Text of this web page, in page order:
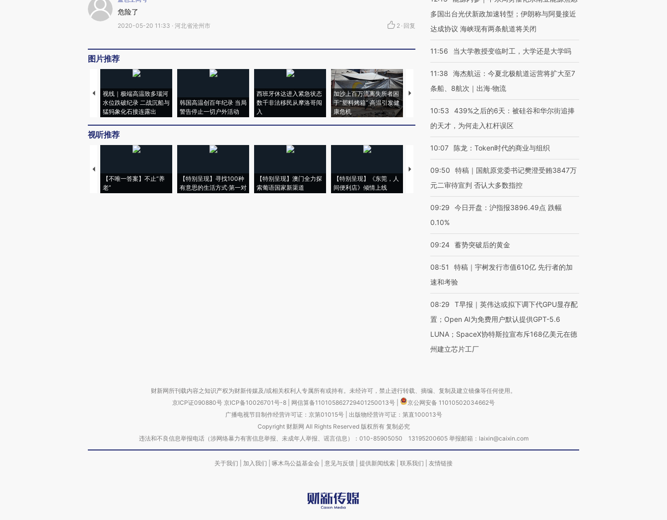
危险了
2020-05-20 11:33 · 河北省沧州市 2 · 回复
图片推荐
视线｜极端高温致多瑙河
水位跌破纪录 二战沉船与
猛犸象化石接连露出
韩国高温创百年纪录 当局
警告停止一切户外活动
西班牙休达进入紧急状态
数千非法移民从摩洛哥闯
入
加沙上百万流离失所者困
于“塑料烤箱” 高温引发健
康危机
视线｜HYROX的吸金
心“花钱找虐”？
马航飞行员跨国走私7万
毒品
育部长拱下台
视听推荐
【不唯一答案】不止“养
老”
【特别呈现】寻找100种
有意思的生活方式·第一对
【特别呈现】澳门全力探
索葡语国家新渠道
【特别呈现】《东莞，人
间便利店》倾情上线
【推广】走进第四届链博
有意思的生活方式·第三对
【商旅对话】华住集团
多国出台光伏新政加速转型；伊朗称与阿曼接近
达成协议 海峡现有两条航道将关闭
11:56 当大学教授变临时工，大学还是大学吗
11:38
海杰航运：今夏北极航道运营将扩大至7
条船、8航次｜出海·物流
10:53
439%之后的6天：被硅谷和华尔街追捧
的天才，为何走入杠杆误区
10:07 陈龙：Token时代的商业与组织
09:50
特稿｜国航原党委书记樊澄受贿3847万
元二审待宣判 否认大多数指控
09:29
今日开盘：沪指报3896.49点 跌幅
0.10%
09:24 蓄势突破后的黄金
08:51
特稿｜宇树发行市值610亿 先行者的加
速和考验
08:29
T早报｜英伟达或拟下调下代GPU显存配
置；Open AI为免费用户默认提供GPT-5.6
LUNA；SpaceX协特斯拉宣布斥168亿美元在德
州建立芯片工厂
财新网所刊载内容之知识产权为财新传媒及/或相关权利人专属所有或持有。未经许可，禁止进行转载、摘编、复制及建立镜像等任何使用。
京ICP证090880号 京ICP备10026701号-8 网信算备110105862729401250013号
京公网安备 11010502034662号
广播电视节目制作经营许可证：京第01015号| 出版物经营许可证：第直100013号
Copyright 财新网 All Rights Reserved 版权所有 复制必究
违法和不良信息举报电话（涉网络暴力有害信息举报、未成年人举报、谣言信息）：010-85905050 13195200605 举报邮箱：laixin@caixin.com
关于我们 加入我们 啄木鸟公益基金会 意见与反馈 提供新闻线索 联系我们 友情链接